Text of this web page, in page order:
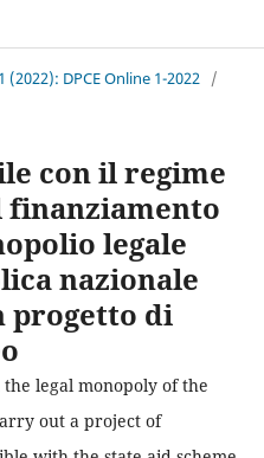
(2022): DPCE Online 1-2022 /
con il regime
legale
nazionale
progetto di
legal monopoly of the
out a project of